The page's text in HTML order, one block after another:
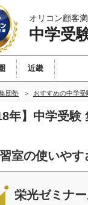
オリコン顧客
中学受
近畿
団塾 おすすめの中学
年】中学受
室の使いや
栄光ゼミナ